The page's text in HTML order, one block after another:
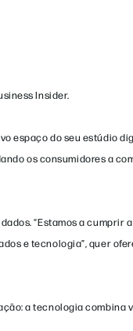
Insider.
espaço do seu estúdio
os consumidores a
“Estamos a cumprir a
e tecnologia”, quer
a tecnologia combina